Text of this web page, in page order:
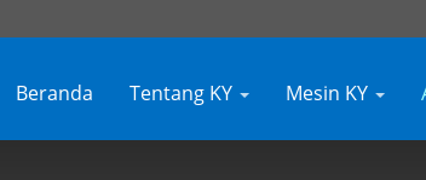
Beranda Tentang KY Mesin KY